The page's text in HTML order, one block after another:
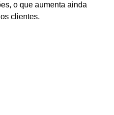
o que aumenta ainda
clientes.